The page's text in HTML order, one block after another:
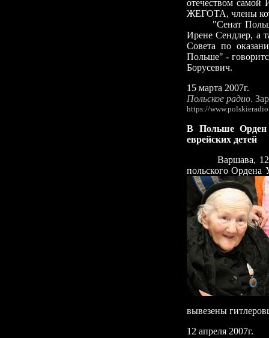
отечеством
ЖЕГОТА, члены
"Сенат
Ирене Сендлер, а
Совета по
Польше"-
Борусевич.
15 марта 2007г.
Польское радио.
https://
В Польше Орден
еврейских детей
Варшава,
польского Ордена
вывезены
12 апреля 2007г.